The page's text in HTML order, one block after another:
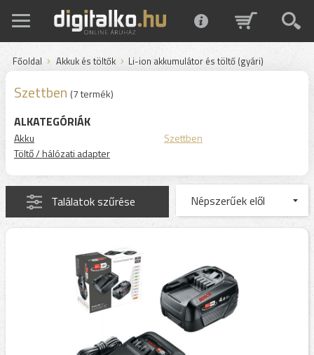
Főoldal Akkuk és töltők Li-ion akkumulátor és töltő (gyári)
Szettben (7 termék)
ALKATEGÓRIÁK
Akku
Töltő / hálózati adapter
Szettben
Találatok szűrése